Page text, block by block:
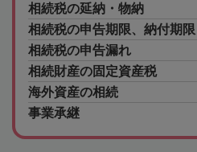
相続税の延納・物納
相続税の申告期限、納付期限
相続税の申告漏れ
相続財産の固定資産税
海外資産の相続
事業承継